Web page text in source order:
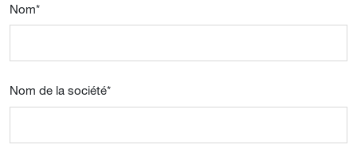
Nom*
Nom de la société*